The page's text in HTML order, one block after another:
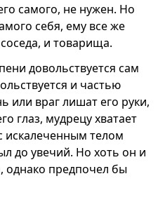
самого, не нужен. Но
себя, ему все же
и товарища.
довольствуется сам
и частью
или враг лишат его руки,
глаз, мудрецу хватает
искалеченным телом
до увечий. Но хоть он и
однако предпочел бы